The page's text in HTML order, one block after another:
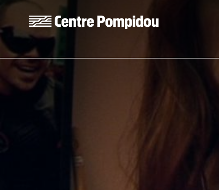
Aller au contenu principal
Centre Pompidou